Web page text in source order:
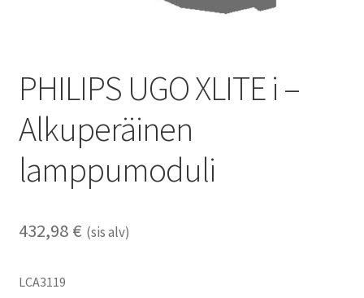
PHILIPS UGO XLITE i –
Alkuperäinen
lamppumoduli
432,98 € (sis alv)
LCA3119